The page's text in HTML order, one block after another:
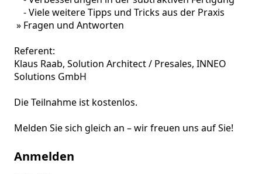
Referent:
Klaus Raab, Solution Architect / Presales, INNEO
Solutions GmbH
Die Teilnahme ist kostenlos.
Melden Sie sich gleich an – wir freuen uns auf Sie!
Anmelden